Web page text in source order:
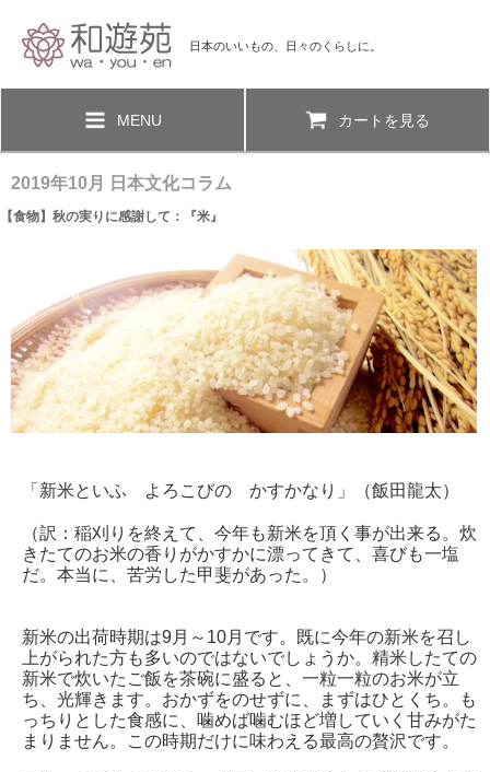
日本のいいもの、日々のくらしに。
MENU カートを見る
2019年10月 日本文化コラム
【食物】秋の実りに感謝して：『米』
「新米といふ よろこびの かすかなり」（飯田龍太）
（訳：稲刈りを終えて、今年も新米を頂く事が出来る。炊
きたてのお米の香りがかすかに漂ってきて、喜びも一塩
だ。本当に、苦労した甲斐があった。）
新米の出荷時期は9月～10月です。既に今年の新米を召し
上がられた方も多いのではないでしょうか。精米したての
新米で炊いたご飯を茶碗に盛ると、一粒一粒のお米が立
ち、光輝きます。おかずをのせずに、まずはひとくち。も
っちりとした食感に、噛めば噛むほど増していく甘みがた
まりません。この時期だけに味わえる最高の贅沢です。